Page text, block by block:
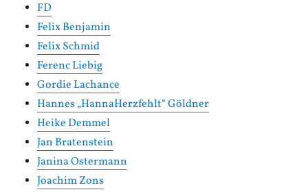
FD
Felix Benjamin
Felix Schmid
Ferenc Liebig
Gordie Lachance
Hannes „HannaHerzfehlt“ Göldner
Heike Demmel
Jan Bratenstein
Janina Ostermann
Joachim Zons